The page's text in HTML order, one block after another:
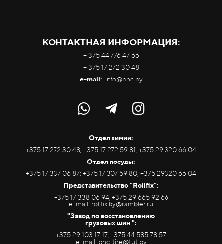
КОНТАКТНАЯ ИНФОРМАЦИЯ:
+ 375 44 776 47 66
+ 375 17 272 30 48
e-mail: info@phc.by
Отдел химии:
+375 17 272 30 48; +375 17 272 59 81; +375 29 320 66 04
Отдел посуды:
+375 17 337 06 87; +375 17 307 59 80; +375 29320 66 04
Представительство "Rollfix":
+375 17 338 06 94; +375 29 665 92 66
e-mail: rollfix.by@rambler.ru
"Завод по восстановлению
грузовых шин ":
+375 29 103 17 17; +375 44 585 78 57
e-mail: phc-tire@tut.by